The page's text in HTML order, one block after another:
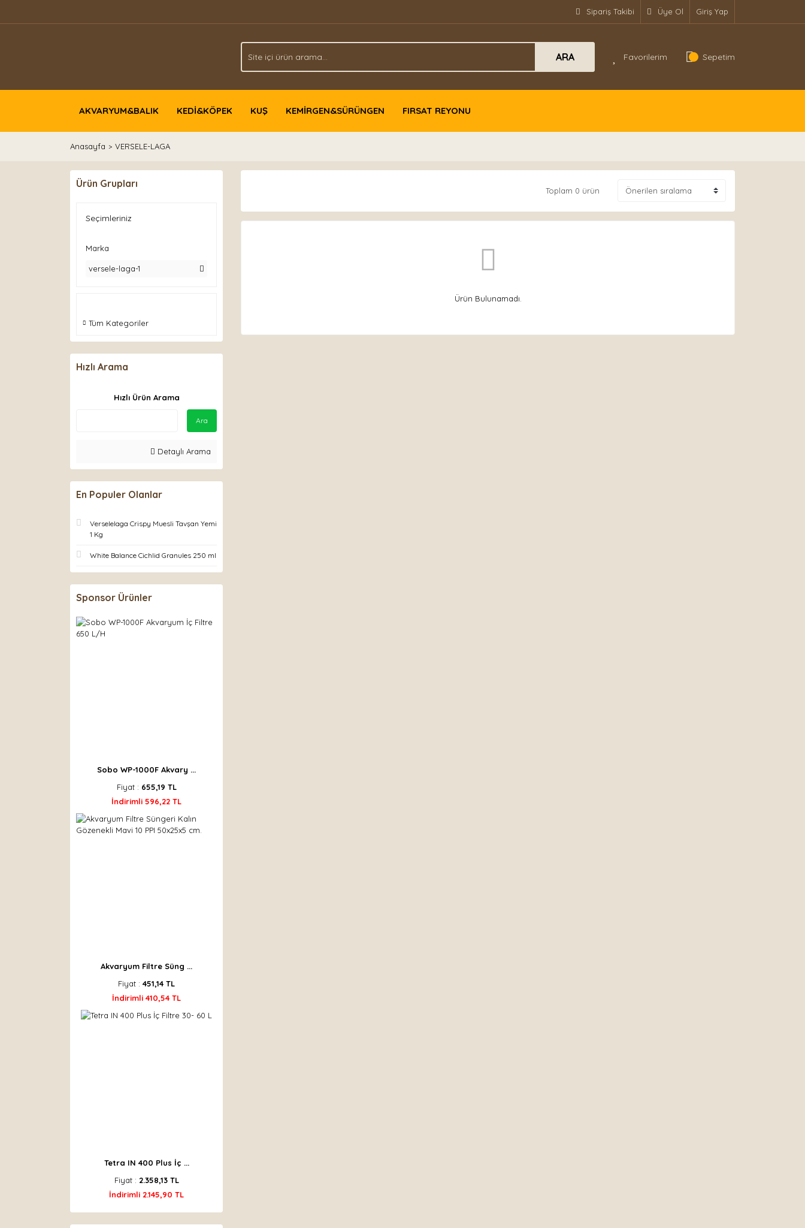
Sipariş Takibi Üye Ol Giriş Yap
ARA Favorilerim Sepetim
AKVARYUM&BALIK KEDİ&KÖPEK KUŞ KEMİRGEN&SÜRÜNGEN FIRSAT REYONU
Anasayfa VERSELE-LAGA
Ürün Grupları
Seçimleriniz
Marka
versele-laga-1
Tüm Kategoriler
Hızlı Arama
Hızlı Ürün Arama
Ara
Detaylı Arama
En Populer Olanlar
Verselelaga Crispy Muesli Tavşan Yemi
1 Kg
White Balance Cichlid Granules 250 ml
Sponsor Ürünler
Sobo WP-1000F Akvary ...
Fiyat : 655,19 TL
İndirimli 596,22 TL
Akvaryum Filtre Süng ...
Fiyat : 451,14 TL
İndirimli 410,54 TL
Tetra IN 400 Plus İç ...
Fiyat : 2.358,13 TL
İndirimli 2.145,90 TL
Toplam 0 ürün
Ürün Bulunamadı.